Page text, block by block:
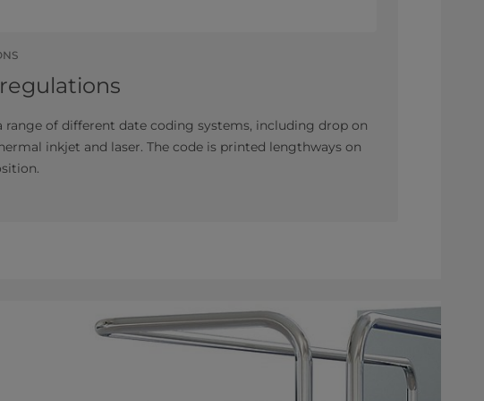
of different date coding systems, including drop on
inkjet and laser. The code is printed lengthways on